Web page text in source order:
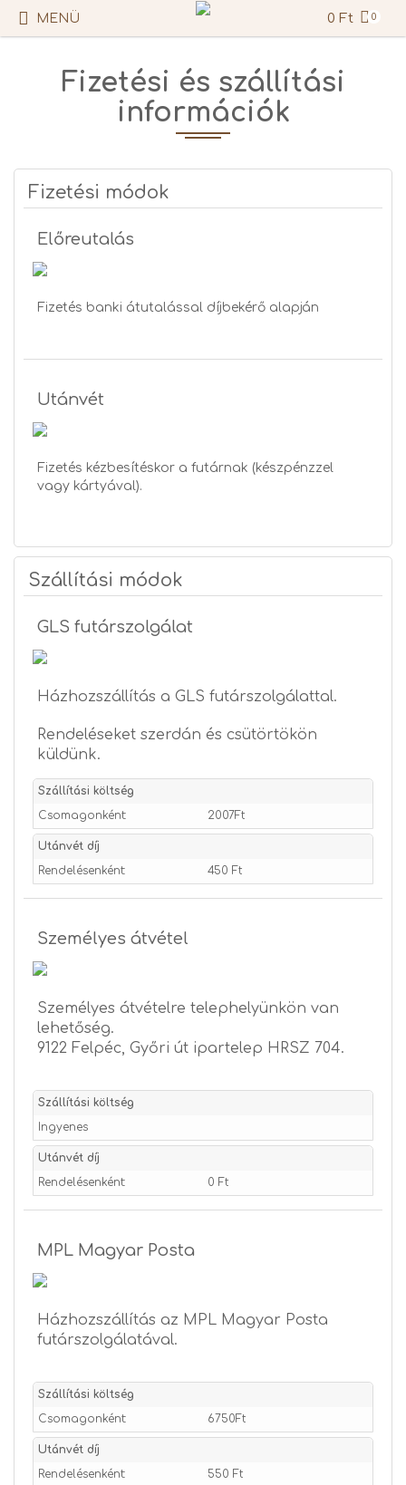
MENÜ 0 Ft 0
Fizetési és szállítási
információk
Fizetési módok
Előreutalás
Fizetés banki átutalással díjbekérő alapján
Utánvét
Fizetés kézbesítéskor a futárnak (készpénzzel
vagy kártyával).
Szállítási módok
GLS futárszolgálat
Házhozszállítás a GLS futárszolgálattal.
Rendeléseket szerdán és csütörtökön
Szállítási költség
Csomagonként:
2007Ft
Utánvét díj
Rendelésenként:
450 Ft
Személyes átvétel
Személyes átvételre telephelyünkön van
lehetőség.
9122 Felpéc, Győri út ipartelep HRSZ 704.
Szállítási költség
Ingyenes
Utánvét díj
Rendelésenként:
0 Ft
MPL Magyar Posta
Házhozszállítás az MPL Magyar Posta
futárszolgálatával.
Szállítási költség
Csomagonként:
6750Ft
Utánvét díj
Rendelésenként:
550 Ft